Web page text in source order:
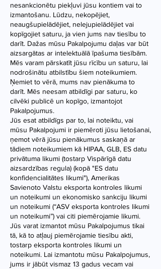
nesankcionētu piekļuvi jūsu kontiem vai to
izmantošanu. Lūdzu, nekopējiet,
neaugšupielādējiet, nelejupielādējiet vai
kopīgojiet saturu, ja vien jums nav tiesību to
darīt. Dažas mūsu Pakalpojumu daļas var būt
aizsargātas ar intelektuālā īpašuma tiesībām.
Mēs varam pārskatīt jūsu rīcību un saturu, lai
nodrošinātu atbilstību šiem noteikumiem.
Ņemiet to vērā, mums nav pienākuma to
darīt. Mēs neesam atbildīgi par saturu, ko
cilvēki publicē un kopīgo, izmantojot
Pakalpojumus.
Jūs esat atbildīgs par to, lai noteiktu, vai
mūsu Pakalpojumi ir piemēroti jūsu lietošanai,
ņemot vērā jūsu pienākumus saskaņā ar
tādiem noteikumiem kā HIPAA, GLB, ES datu
privātuma likumi (tostarp Vispārīgā datu
aizsardzības regula) (kopā "ES datu
konfidencialitātes likumi"), Amerikas
Savienoto Valstu eksporta kontroles likumi
un noteikumi un ekonomisko sankciju likumi
un noteikumi (“ASV eksporta kontroles likumi
un noteikumi”) vai citi piemērojamie likumi.
Jūs varat izmantot mūsu Pakalpojumus tikai
tā, kā to atļauj piemērojamie tiesību akti,
tostarp eksporta kontroles likumi un
noteikumi. Lai izmantotu mūsu Pakalpojumus,
jums ir jābūt vismaz 13 gadus vecam vai